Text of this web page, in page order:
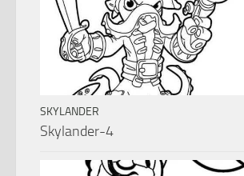
SKYLANDER
Skylander-4